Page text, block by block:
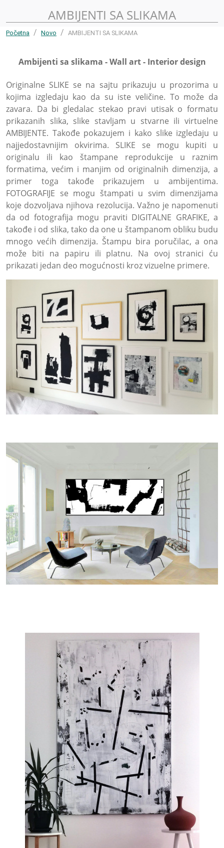
AMBIJENTI SA SLIKAMA
Početna Novo AMBIJENTI SA SLIKAMA
Ambijenti sa slikama - Wall art - Interior design
Originalne SLIKE se na sajtu prikazuju u prozorima u
kojima izgledaju kao da su iste veličine. To može da
zavara. Da bi gledalac stekao pravi utisak o formatu
prikazanih slika, slike stavljam u stvarne ili virtuelne
AMBIJENTE. Takođe pokazujem i kako slike izgledaju u
najjedostavnijim okvirima. SLIKE se mogu kupiti u
originalu ili kao štampane reprodukcije u raznim
formatima, većim i manjim od originalnih dimenzija, a
primer toga takođe prikazujem u ambijentima.
FOTOGRAFIJE se mogu štampati u svim dimenzijama
koje dozvoljava njihova rezolucija. Važno je napomenuti
da od fotografija mogu praviti DIGITALNE GRAFIKE, a
takođe i od slika, tako da one u štampanom obliku budu
mnogo većih dimenzija. Štampu bira poručilac, a ona
može biti na papiru ili platnu. Na ovoj stranici ću
prikazati jedan deo mogućnosti kroz vizuelne primere.